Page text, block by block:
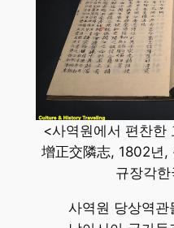
<사역원에서 편찬한
增正交隣志, 1802년,
규장각
사역원 당상역관